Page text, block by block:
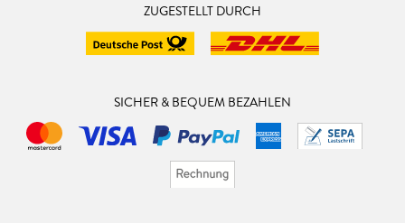
ZUGESTELLT DURCH
SICHER & BEQUEM BEZAHLEN